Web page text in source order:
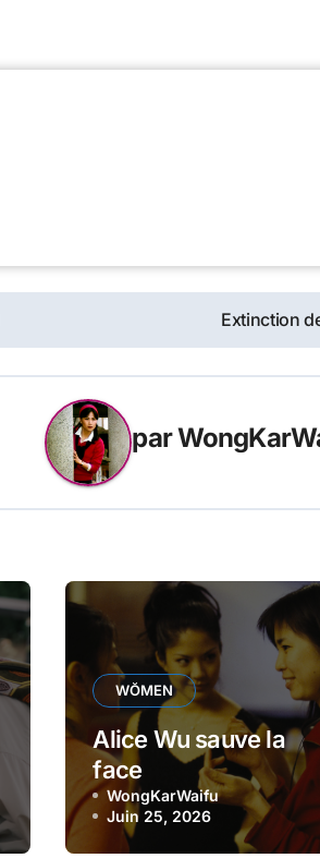
Extinction
par
WŎMEN
Alice Wu sauve la
face
WongKarWaifu
Juin 25, 2026